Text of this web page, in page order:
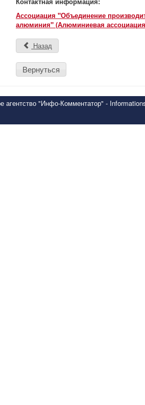
Ассоциация "Объединение
алюминия" (Алюминиевая
Назад
Вернуться
"Инфо-Комментатор" -